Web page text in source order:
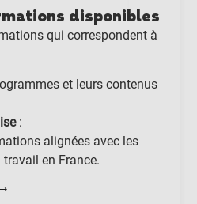
disponibles
qui correspondent à
et leurs contenus
:
alignées avec les
en France.